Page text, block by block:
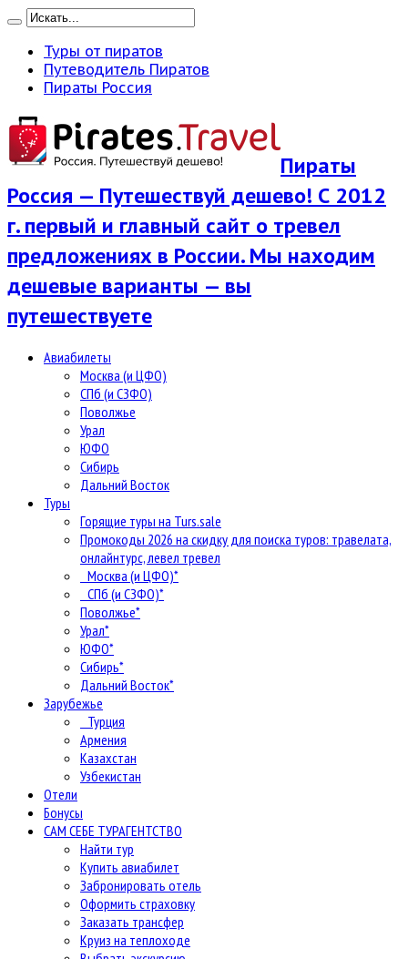
Туры от пиратов
Путеводитель Пиратов
Пираты Россия
Пираты
Россия — Путешествуй дешево! С 2012
г. первый и главный сайт о тревел
предложениях в России. Мы находим
дешевые варианты — вы
путешествуете
Авиабилеты
Москва (и ЦФО)
СПб (и СЗФО)
Поволжье
Урал
ЮФО
Сибирь
Дальний Восток
Туры
Горящие туры на Turs.sale
Промокоды 2026 на скидку для поиска туров: травелата,
онлайнтурс, левел тревел
Москва (и ЦФО)*
СПб (и СЗФО)*
Поволжье*
Урал*
ЮФО*
Сибирь*
Дальний Восток*
Зарубежье
Турция
Армения
Казахстан
Узбекистан
Отели
Бонусы
САМ СЕБЕ ТУРАГЕНТСТВО
Найти тур
Купить авиабилет
Забронировать отель
Оформить страховку
Заказать трансфер
Круиз на теплоходе